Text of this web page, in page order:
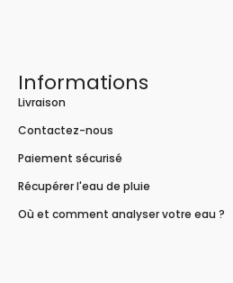
Informations
Livraison
Contactez-nous
Paiement sécurisé
Récupérer l'eau de pluie
Où et comment analyser votre eau ?